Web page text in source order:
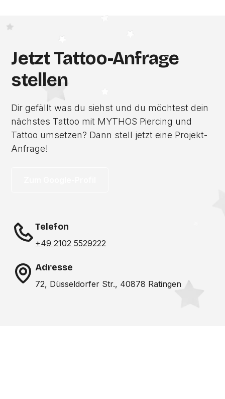
Jetzt Tattoo-Anfrage
stellen
Dir gefällt was du siehst und du möchtest dein
nächstes Tattoo mit MYTHOS Piercing und
Tattoo umsetzen? Dann stell jetzt eine Projekt-
Anfrage!
Telefon
+49 2102 5529222
Adresse
72, Düsseldorfer Str., 40878 Ratingen